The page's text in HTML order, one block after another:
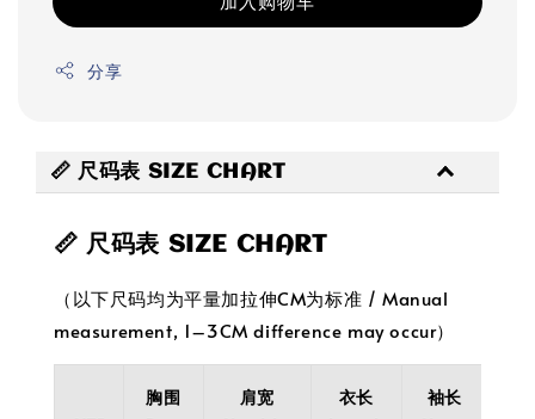
分享
📏 尺码表 SIZE CHART
📏 尺码表 SIZE CHART
（以下尺码均为平量加拉伸CM为标准 / Manual
measurement, 1–3CM difference may occur）
胸围
肩宽
衣长
袖长